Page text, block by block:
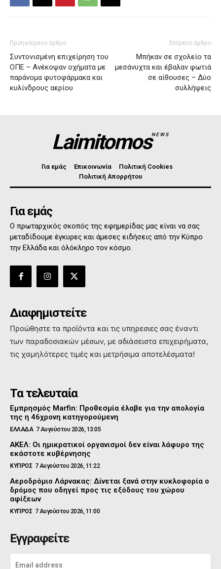
Προηγούμενο άρθρο
Συντονισμένη επιχείρηση του
ΟΠΕ – Ανέκοψαν οχήματα με
παράνομα φυτοφάρμακα και
κυλίνδρους αερίου
Επόμενο άρθρο
Μπήκαν σε σχολείο τα
μεσάνυχτα και έβαλαν φωτιά
σε αίθουσες – Δύο
συλλήψεις
LaimitomosNEWS
Για εμάς Επικοινωνία
Πολιτική Cookies
Πολιτική Απορρήτου
Για εμάς
Ο πρωταρχικός σκοπός της εφημερίδας μας είναι να σας
μεταδίδουμε έγκυρες και άμεσες ειδήσεις από την Κύπρο
την Ελλάδα και όλόκληρο τον κόσμο.
Διαφημιστείτε
Προώθηστε τα προϊόντα και τις υπηρεσιες σας έναντι
των παραδοσιακών μέσων, με αδιάσειστα επιχειρήματα,
τις χαμηλότερες τιμές και μετρήσιμα αποτελέσματα!
Τα τελευταία
Εμπρησμός Marfin: Προθεσμία έλαβε για την απολογία
της η 46χρονη κατηγορούμενη
ΕΛΛΑΔΑ 7 Αυγούστου 2026, 13:05
ΑΚΕΛ: Οι ημικρατικοί οργανισμοί δεν είναι λάφυρο της
εκάστοτε κυβέρνησης
ΚΥΠΡΟΣ 7 Αυγούστου 2026, 11:22
Αεροδρόμιο Λάρνακας: Δίνεται ξανά στην κυκλοφορία ο
δρόμος που οδηγεί προς τις εξόδους του χώρου
αφίξεων
ΚΥΠΡΟΣ 7 Αυγούστου 2026, 11:00
Εγγραφείτε